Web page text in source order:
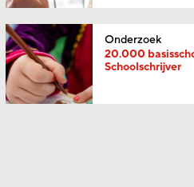
Onderzoek
20.000
Schoolschrijver